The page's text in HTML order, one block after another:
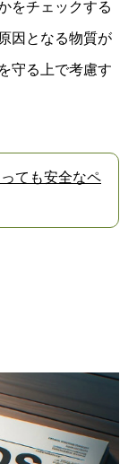
をチェックする
因となる物質が
守る上で考慮す
ても安全なペ